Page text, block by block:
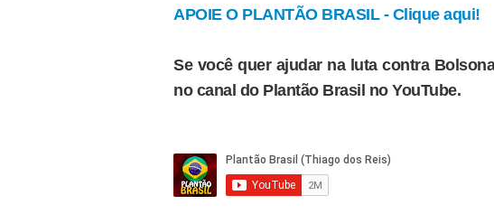
APOIE O PLANTÃO BRASIL - Clique aqui!
Se você quer ajudar na luta contra
no canal do Plantão Brasil no YouTube.